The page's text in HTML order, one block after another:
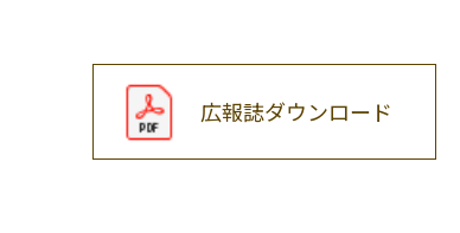
広報誌ダウンロード